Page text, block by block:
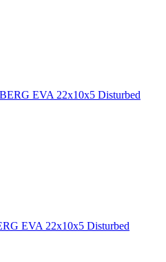
EVA 22х10х5 Disturbed